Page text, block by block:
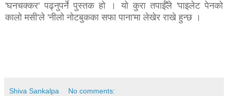
'घनचक्कर' पढ्नुपर्ने पुस्तक हो । यो कुरा तपाईँले 'पाइलेट पेनको
कालो मसी'ले 'नीलो नोटबुकका सफा पाना'मा लेखेर राखे हुन्छ ।
Shiva Sankalpa No comments: